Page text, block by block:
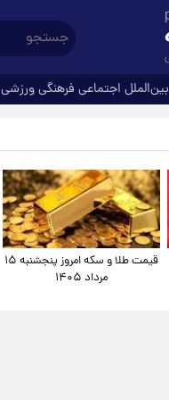
بین‌الملل اجتماعی فرهنگیورزشی
قیمت طلا و سکه امروز پنجشنبه ۱۵
مرداد ۱۴۰۵